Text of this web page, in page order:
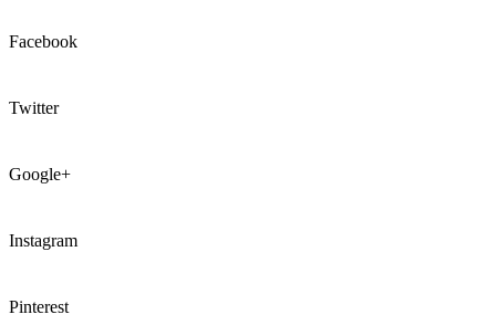
Facebook
Twitter
Google+
Instagram
Pinterest